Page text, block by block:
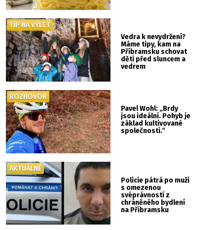
Vedra k nevydržení?
Máme tipy, kam na
Příbramsku schovat
děti před sluncem a
vedrem
TIP NA VÝLET
Pavel Wohl: „Brdy
jsou ideální. Pohyb je
základ kultivované
společnosti.“
ROZHOVOR
Policie pátrá po muži
s omezenou
svéprávností z
chráněného bydlení
na Příbramsku
AKTUÁLNĚ